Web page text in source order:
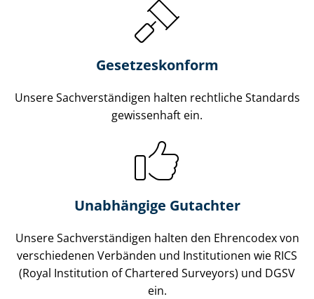
Gesetzes­konform
Unsere Sach­ver­stän­di­gen halten rechtliche Standards
gewissenhaft ein.
Unabhängige Gutachter
Unsere Sach­ver­stän­di­gen halten den Ehrencodex von
verschiedenen Verbänden und Institutionen wie RICS
(Royal Institution of Chartered Surveyors) und DGSV
ein.